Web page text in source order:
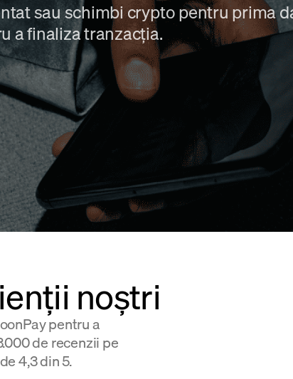
sau schimbi crypto pentru prima
a finaliza tranzacția.
noștri
pentru a
de recenzii pe
4,3 din 5.